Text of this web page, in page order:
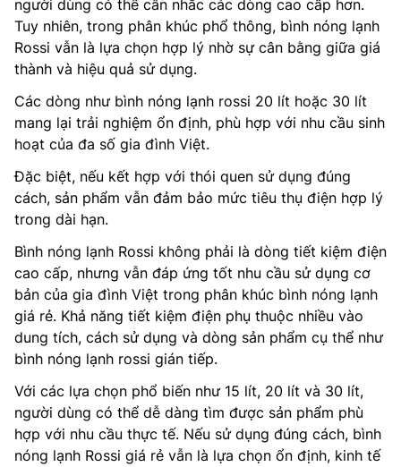
người dùng có thể cân nhắc các dòng cao cấp hơn.
Tuy nhiên, trong phân khúc phổ thông, bình nóng lạnh
Rossi vẫn là lựa chọn hợp lý nhờ sự cân bằng giữa giá
thành và hiệu quả sử dụng.
Các dòng như bình nóng lạnh rossi 20 lít hoặc 30 lít
mang lại trải nghiệm ổn định, phù hợp với nhu cầu sinh
hoạt của đa số gia đình Việt.
Đặc biệt, nếu kết hợp với thói quen sử dụng đúng
cách, sản phẩm vẫn đảm bảo mức tiêu thụ điện hợp lý
trong dài hạn.
Bình nóng lạnh Rossi không phải là dòng tiết kiệm điện
cao cấp, nhưng vẫn đáp ứng tốt nhu cầu sử dụng cơ
bản của gia đình Việt trong phân khúc bình nóng lạnh
giá rẻ. Khả năng tiết kiệm điện phụ thuộc nhiều vào
dung tích, cách sử dụng và dòng sản phẩm cụ thể như
bình nóng lạnh rossi gián tiếp.
Với các lựa chọn phổ biến như 15 lít, 20 lít và 30 lít,
người dùng có thể dễ dàng tìm được sản phẩm phù
hợp với nhu cầu thực tế. Nếu sử dụng đúng cách, bình
nóng lạnh Rossi giá rẻ vẫn là lựa chọn ổn định, kinh tế